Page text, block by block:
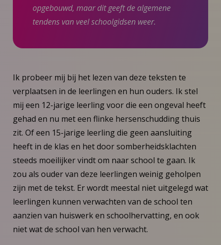
opgebouwd, maar dit geeft de algemene
tendens van veel schoolgidsen weer.
Ik probeer mij bij het lezen van deze teksten te
verplaatsen in de leerlingen en hun ouders. Ik stel
mij een 12-jarige leerling voor die een ongeval heeft
gehad en nu met een flinke hersenschudding thuis
zit. Of een 15-jarige leerling die geen aansluiting
heeft in de klas en het door somberheidsklachten
steeds moeilijker vindt om naar school te gaan. Ik
zou als ouder van deze leerlingen weinig geholpen
zijn met de tekst. Er wordt meestal niet uitgelegd wat
leerlingen kunnen verwachten van de school ten
aanzien van huiswerk en schoolhervatting, en ook
niet wat de school van hen verwacht.